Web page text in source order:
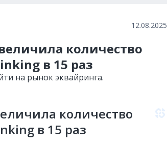
12.08.2025
количество
в 15 раз
на рынок эквайринга.
количество
в 15 раз